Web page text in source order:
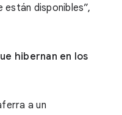
están disponibles”,
hibernan en los
a un